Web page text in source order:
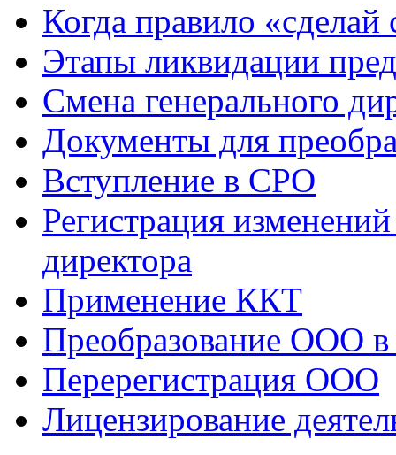
Когда правило «сделай
Этапы ликвидации
Cмена генерального
Документы для
Вступление в СРО
Регистрация
директора
Применение ККТ
Преобразование ООО
Перерегистрация ООО
Лицензирование